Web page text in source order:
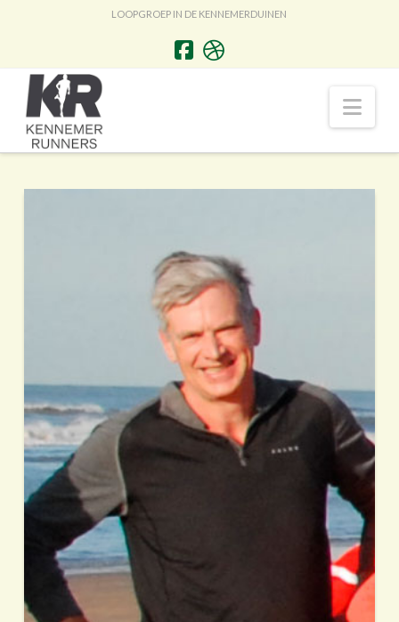
LOOPGROEP IN DE KENNEMERDUINEN